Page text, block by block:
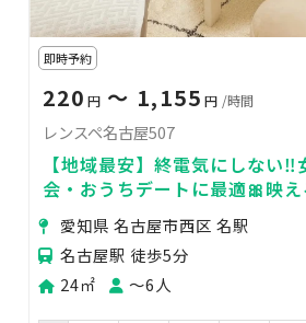
即時予約
220 円 〜 1,155 円 /時間
レンスペ名古屋507
【地域最安】終電気にしない‼️
会・おうちデートに最適🎀映
空間愛知県 名古屋市西区 名駅
名古屋駅 徒歩5分
24㎡
〜6人